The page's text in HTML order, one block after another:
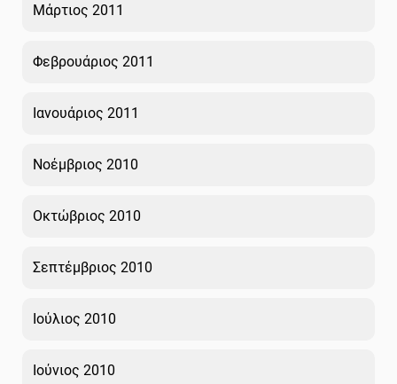
Μάρτιος 2011
Φεβρουάριος 2011
Ιανουάριος 2011
Νοέμβριος 2010
Οκτώβριος 2010
Σεπτέμβριος 2010
Ιούλιος 2010
Ιούνιος 2010